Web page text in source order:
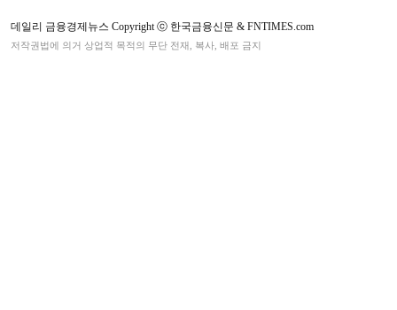
데일리 금융경제뉴스 Copyright ⓒ 한국금융신문 & FNTIMES.com
저작권법에 의거 상업적 목적의 무단 전재, 복사, 배포 금지